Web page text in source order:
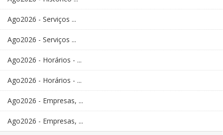
Ago2026 - Serviços ...
Ago2026 - Serviços ...
Ago2026 - Horários - ...
Ago2026 - Horários - ...
Ago2026 - Empresas, ...
Ago2026 - Empresas, ...